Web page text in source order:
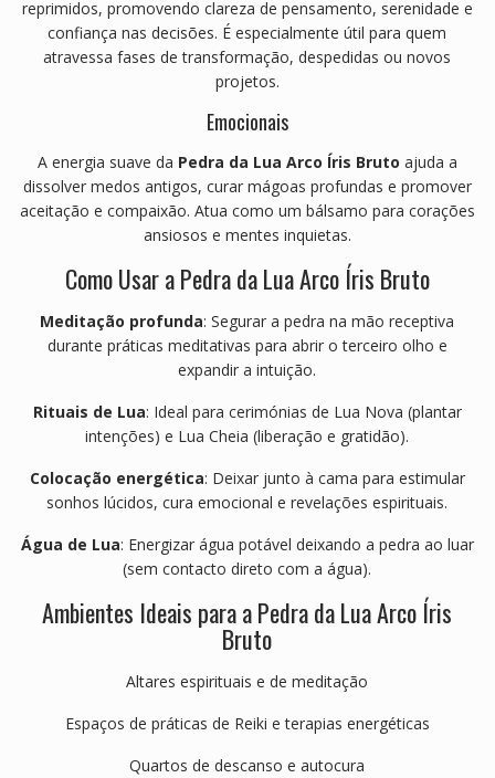
reprimidos, promovendo clareza de pensamento, serenidade e
confiança nas decisões. É especialmente útil para quem
atravessa fases de transformação, despedidas ou novos
projetos.
Emocionais
A energia suave da Pedra da Lua Arco Íris Bruto ajuda a
dissolver medos antigos, curar mágoas profundas e promover
aceitação e compaixão. Atua como um bálsamo para corações
ansiosos e mentes inquietas.
Como Usar a Pedra da Lua Arco Íris Bruto
Meditação profunda: Segurar a pedra na mão receptiva
durante práticas meditativas para abrir o terceiro olho e
expandir a intuição.
Rituais de Lua: Ideal para cerimónias de Lua Nova (plantar
intenções) e Lua Cheia (liberação e gratidão).
Colocação energética: Deixar junto à cama para estimular
sonhos lúcidos, cura emocional e revelações espirituais.
Água de Lua: Energizar água potável deixando a pedra ao luar
(sem contacto direto com a água).
Ambientes Ideais para a Pedra da Lua Arco Íris
Bruto
Altares espirituais e de meditação
Espaços de práticas de Reiki e terapias energéticas
Quartos de descanso e autocura